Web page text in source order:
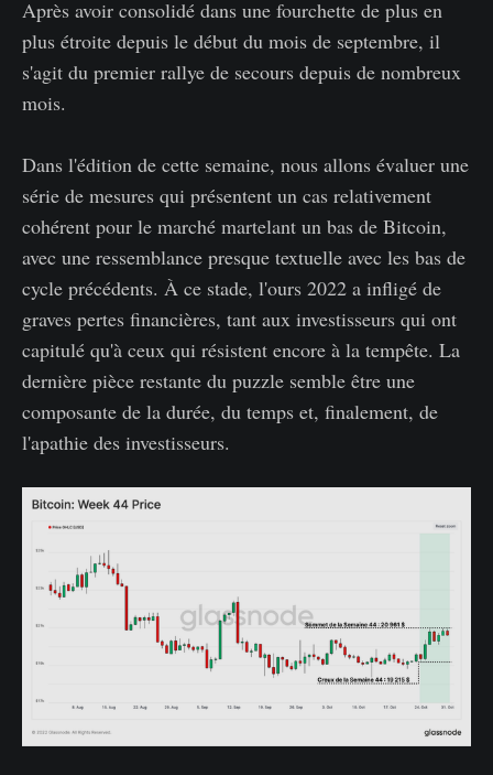
Après avoir consolidé dans une fourchette de plus en
plus étroite depuis le début du mois de septembre, il
s'agit du premier rallye de secours depuis de nombreux
mois.
Dans l'édition de cette semaine, nous allons évaluer une
série de mesures qui présentent un cas relativement
cohérent pour le marché martelant un bas de Bitcoin,
avec une ressemblance presque textuelle avec les bas de
cycle précédents. À ce stade, l'ours 2022 a infligé de
graves pertes financières, tant aux investisseurs qui ont
capitulé qu'à ceux qui résistent encore à la tempête. La
dernière pièce restante du puzzle semble être une
composante de la durée, du temps et, finalement, de
l'apathie des investisseurs.